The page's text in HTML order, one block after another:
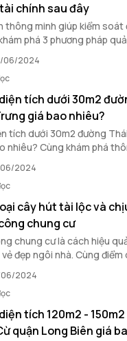
chính sau đây
thông minh giúp kiểm
phá 3 phương pháp
thú vị hơn bao giờ hết.
06/2024
tích dưới 30m2
giá bao nhiêu?
tích dưới 30m2 đường
nhiêu? Cùng khám phá
qua bài viết dưới đây.
06/2024
cây hút tài lộc và
chung cư
chung cư là cách hiệu
đẹp ngôi nhà. Cùng điểm
chịu nắng tốt và hút tài lộc.
06/2024
tích 120m2 -
quận Long Biên giá